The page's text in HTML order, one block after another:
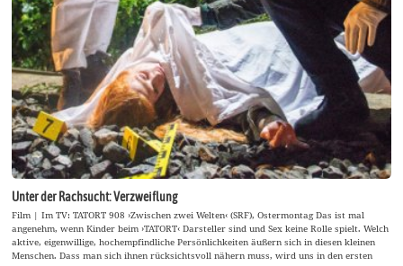
Unter der Rachsucht: Verzweiflung
Film | Im TV: TATORT 908 ›Zwischen zwei Welten‹ (SRF), Ostermontag Das ist mal
angenehm, wenn Kinder beim ›TATORT‹ Darsteller sind und Sex keine Rolle spielt. Welch
aktive, eigenwillige, hochempfindliche Persönlichkeiten äußern sich in diesen kleinen
Menschen. Dass man sich ihnen rücksichtsvoll nähern muss, wird uns in den ersten